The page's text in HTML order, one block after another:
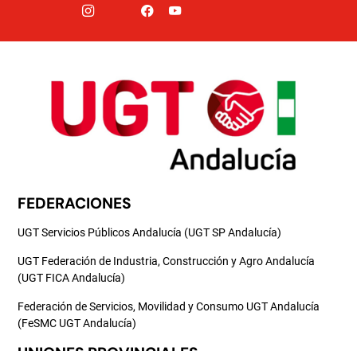
FEDERACIONES
UGT Servicios Públicos Andalucía (UGT SP Andalucía)
UGT Federación de Industria, Construcción y Agro Andalucía
(UGT FICA Andalucía)
Federación de Servicios, Movilidad y Consumo UGT Andalucía
(FeSMC UGT Andalucía)